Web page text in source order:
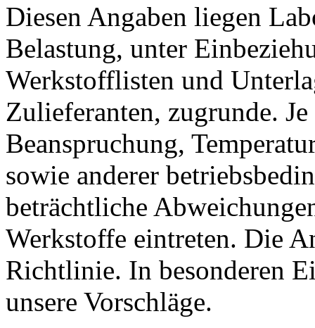
Diesen Angaben liegen
Belastung, unter
Werkstofflisten und
Zulieferanten, zugrunde.
Beanspruchung,
sowie anderer
beträchtliche
Werkstoffe eintreten. Die
Richtlinie. In besonderen
unsere Vorschläge.